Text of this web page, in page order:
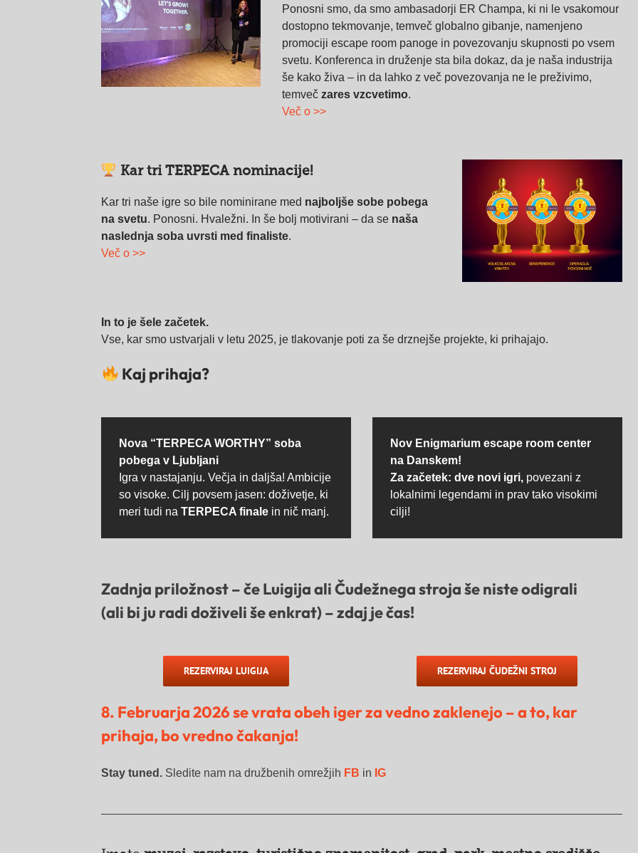
Ponosni smo, da smo ambasadorji ER Champa, ki ni le vsakomour
dostopno tekmovanje, temveč globalno gibanje, namenjeno
promociji escape room panoge in povezovanju skupnosti po vsem
svetu. Konferenca in druženje sta bila dokaz, da je naša industrija
še kako živa – in da lahko z več povezovanja ne le preživimo,
temveč zares vzcvetimo.
Več o >>
Kar tri TERPECA nominacije!
Kar tri naše igre so bile nominirane med najboljše sobe pobega
na svetu. Ponosni. Hvaležni. In še bolj motivirani – da se naša
naslednja soba uvrsti med finaliste.
Več o >>
In to je šele začetek.
Vse, kar smo ustvarjali v letu 2025, je tlakovanje poti za še drznejše projekte, ki prihajajo.
Kaj prihaja?
Nova “TERPECA WORTHY” soba
pobega v Ljubljani
Igra v nastajanju. Večja in daljša! Ambicije
so visoke. Cilj povsem jasen: doživetje, ki
meri tudi na TERPECA finalein nič manj.
Nov Enigmarium escape room center
na Danskem!
Za začetek: dve novi igri, povezani z
lokalnimi legendami in prav tako visokimi
cilji!
Zadnja priložnost –čeLuigijaaliČudežnega strojaše niste odigrali
(ali bi ju radi doživeli še enkrat) –zdaj je čas!
REZERVIRAJ LUIGIJA REZERVIRAJ ČUDEŽNI STROJ
8. Februarja 2026 se vrata obeh iger za vedno zaklenejo – a to, kar
prihaja, bo vredno čakanja!
Stay tuned. Sledite nam na družbenih omrežjih FB in IG